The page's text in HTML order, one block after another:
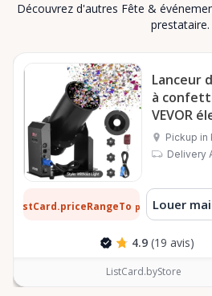
Découvrez d'autres Fête &
prestataire.
Lanceur
à
VEVOR
1500 W
Pickup in
Delivery
ListCard.priceRangeTo par jourLouer
4.9 (19 avis)
ListCard.byStore